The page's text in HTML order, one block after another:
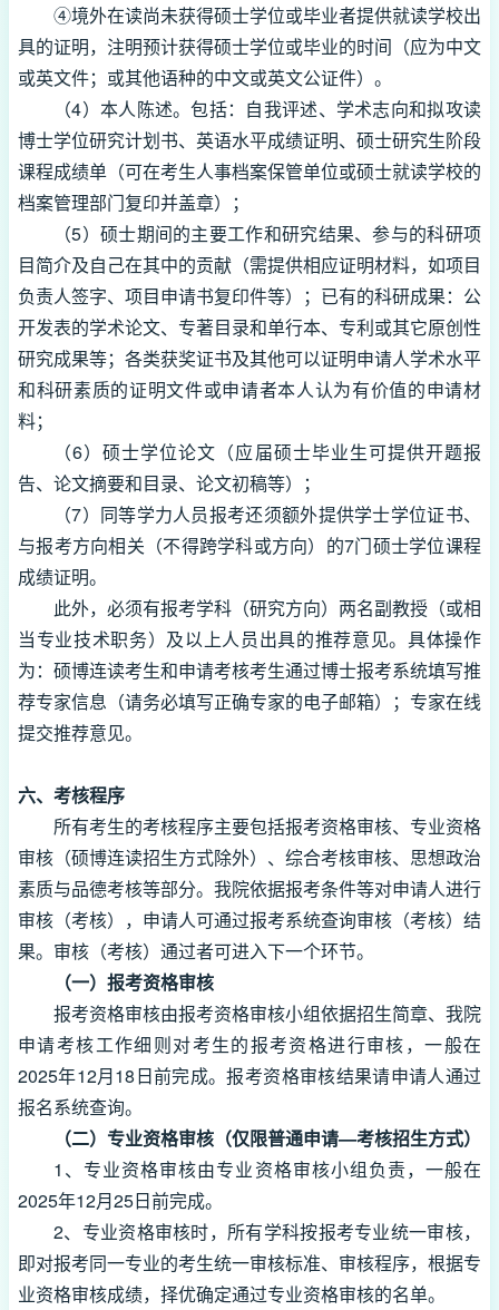
④境外在读尚未获得硕士学位或毕业者提供就读学校出
具的证明，注明预计获得硕士学位或毕业的时间（应为中文
或英文件；或其他语种的中文或英文公证件）。
（4）本人陈述。包括：自我评述、学术志向和拟攻读
博士学位研究计划书、英语水平成绩证明、硕士研究生阶段
课程成绩单（可在考生人事档案保管单位或硕士就读学校的
档案管理部门复印并盖章）；
（5）硕士期间的主要工作和研究结果、参与的科研项
目简介及自己在其中的贡献（需提供相应证明材料，如项目
负责人签字、项目申请书复印件等）；已有的科研成果：公
开发表的学术论文、专著目录和单行本、专利或其它原创性
研究成果等；各类获奖证书及其他可以证明申请人学术水平
和科研素质的证明文件或申请者本人认为有价值的申请材
料；
（6）硕士学位论文（应届硕士毕业生可提供开题报
告、论文摘要和目录、论文初稿等）；
（7）同等学力人员报考还须额外提供学士学位证书、
与报考方向相关（不得跨学科或方向）的7门硕士学位课程
成绩证明。
此外，必须有报考学科（研究方向）两名副教授（或相
当专业技术职务）及以上人员出具的推荐意见。具体操作
为：硕博连读考生和申请考核考生通过博士报考系统填写推
荐专家信息（请务必填写正确专家的电子邮箱）；专家在线
提交推荐意见。
六、考核程序
所有考生的考核程序主要包括报考资格审核、专业资格
审核（硕博连读招生方式除外）、综合考核审核、思想政治
素质与品德考核等部分。我院依据报考条件等对申请人进行
审核（考核），申请人可通过报考系统查询审核（考核）结
果。审核（考核）通过者可进入下一个环节。
（一）报考资格审核
报考资格审核由报考资格审核小组依据招生简章、我院
申请考核工作细则对考生的报考资格进行审核，一般在
2025年12月18日前完成。报考资格审核结果请申请人通过
报名系统查询。
（二）专业资格审核（仅限普通申请—考核招生方式）
1、专业资格审核由专业资格审核小组负责，一般在
2025年12月25日前完成。
2、专业资格审核时，所有学科按报考专业统一审核，
即对报考同一专业的考生统一审核标准、审核程序，根据专
业资格审核成绩，择优确定通过专业资格审核的名单。